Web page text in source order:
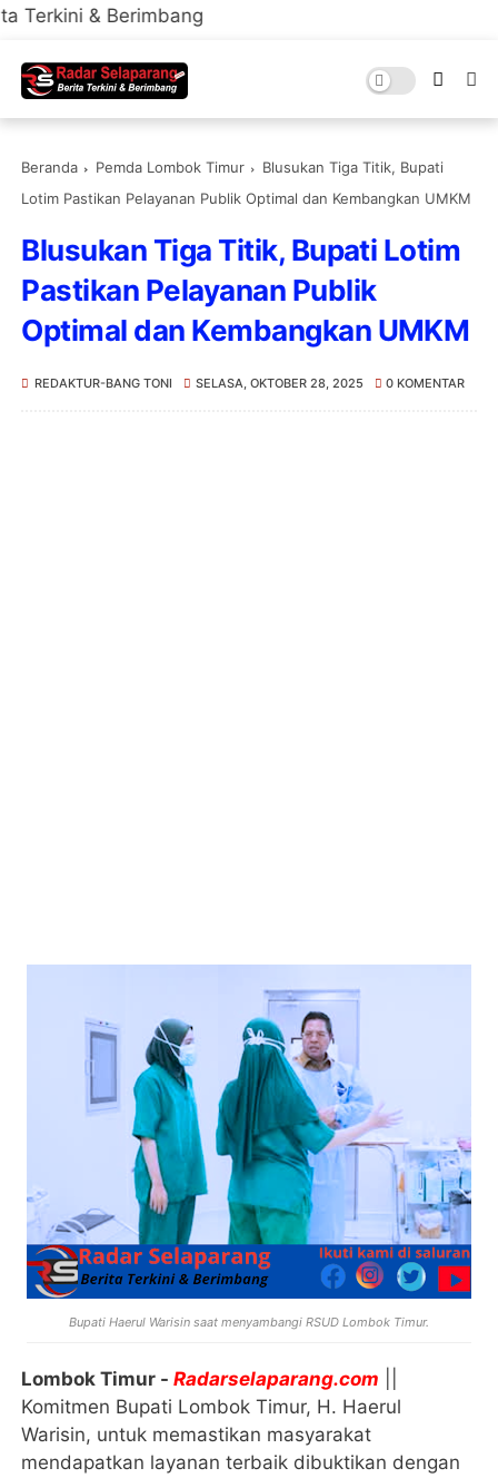
Beranda Pemda Lombok Timur
Blusukan Tiga Titik, Bupati
Lotim Pastikan Pelayanan Publik Optimal dan Kembangkan UMKM
Blusukan Tiga Titik, Bupati Lotim
Pastikan Pelayanan Publik
Optimal dan Kembangkan UMKM
REDAKTUR-BANG TONI SELASA, OKTOBER 28, 2025 0 KOMENTAR
Bupati Haerul Warisin saat menyambangi RSUD Lombok Timur.
Lombok Timur -Radarselaparang.com
Komitmen Bupati Lombok Timur, H. Haerul
Warisin, untuk memastikan masyarakat
mendapatkan layanan terbaik dibuktikan dengan